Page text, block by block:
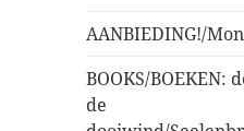
AANBIEDING!/
BOOKS/BOEKEN:
de